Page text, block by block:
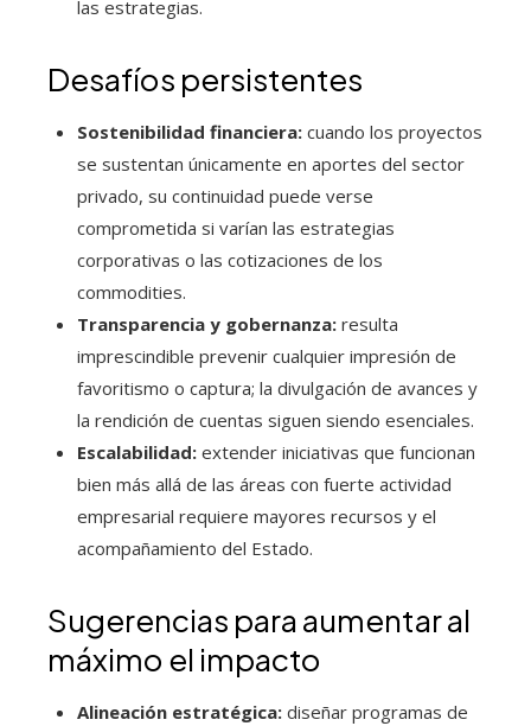
las estrategias.
Desafíos persistentes
Sostenibilidad financiera: cuando los proyectos
se sustentan únicamente en aportes del sector
privado, su continuidad puede verse
comprometida si varían las estrategias
corporativas o las cotizaciones de los
commodities.
Transparencia y gobernanza: resulta
imprescindible prevenir cualquier impresión de
favoritismo o captura; la divulgación de avances y
la rendición de cuentas siguen siendo esenciales.
Escalabilidad: extender iniciativas que funcionan
bien más allá de las áreas con fuerte actividad
empresarial requiere mayores recursos y el
acompañamiento del Estado.
Sugerencias para aumentar al
máximo el impacto
Alineación estratégica: diseñar programas de